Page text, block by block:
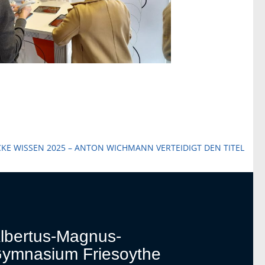
WISSEN 2025 – ANTON WICHMANN VERTEIDIGT DEN TITEL
Magnus-
Friesoythe